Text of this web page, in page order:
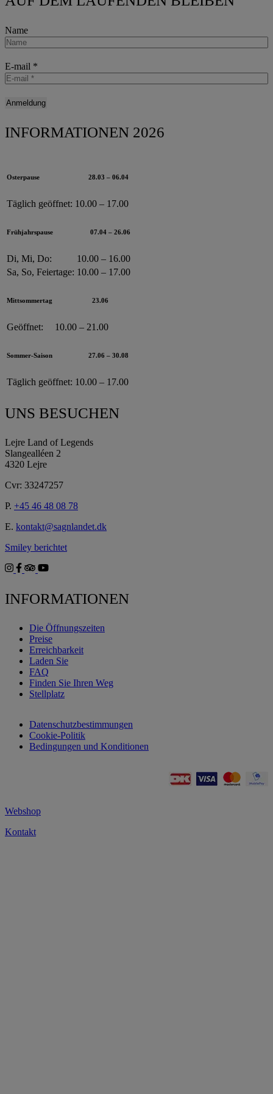
Name
E-mail *
INFORMATIONEN 2026
Osterpause 28.03 – 06.04
Täglich geöffnet: 10.00 – 17.00
Frühjahrspause 07.04 – 26.06
Di, Mi, Do:
10.00 – 16.00
Sa, So, Feiertage: 10.00 – 17.00
Mittsommertag 23.06
Geöffnet: 10.00 – 21.00
Sommer-Saison 27.06 – 30.08
Täglich geöffnet: 10.00 – 17.00
UNS BESUCHEN
Lejre Land of Legends
Slangealléen 2
4320 Lejre
Cvr: 33247257
P. +45 46 48 08 78
E. kontakt@sagnlandet.dk
Smiley berichtet
INFORMATIONEN
Die Öffnungszeiten
Preise
Erreichbarkeit
Laden Sie
FAQ
Finden Sie Ihren Weg
Stellplatz
Datenschutzbestimmungen
Cookie-Politik
Bedingungen und Konditionen
Webshop
Kontakt